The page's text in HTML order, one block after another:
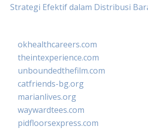
Strategi Efektif dalam Distribusi
okhealthcareers.com
theintexperience.com
unboundedthefilm.com
catfriends-bg.org
marianlives.org
waywardtees.com
pidfloorsexpress.com